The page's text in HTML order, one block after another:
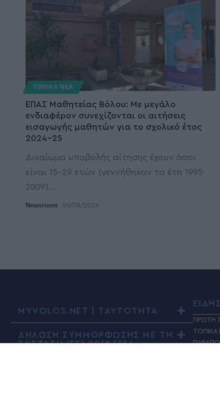
ΤΟΠΙΚΑ ΝΕΑ
ΕΠΑΣ Μαθητείας Βόλου: Με μεγάλο
ενδιαφέρον συνεχίζονται οι αιτήσεις
εισαγωγής μαθητών για το σχολικό έτος
2024-25
Δικαίωμα υποβολής αίτησης έχουν όσοι
είναι 15-29 ετών (γεννήθηκαν τα έτη 1995-
2009)…
Newsroom 09/08/2024
MYVOLOS.NET | ΤΑΥΤΟΤΗΤΑ
ΔΗΛΩΣΗ ΣΥΜΜΟΡΦΩΣΗΣ ΜΕ ΤΗ
ΣΥΣΤΑΣΗ (ΕΕ) 2018/334
ΠΡΩΤΗ
ΤΟΠΙΚΑ